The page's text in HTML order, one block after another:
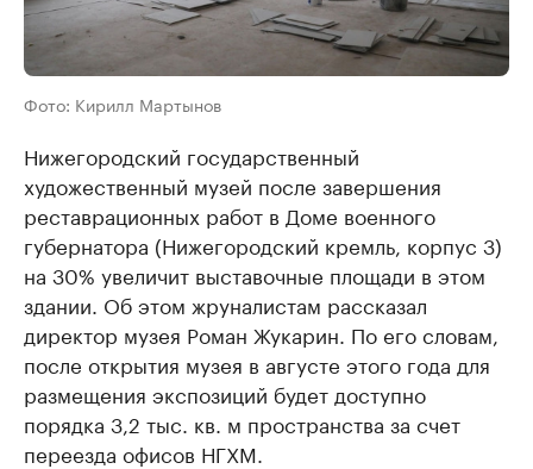
Фото: Кирилл Мартынов
Нижегородский государственный
художественный музей после завершения
реставрационных работ в Доме военного
губернатора (Нижегородский кремль, корпус 3)
на 30% увеличит выставочные площади в этом
здании. Об этом жруналистам рассказал
директор музея Роман Жукарин. По его словам,
после открытия музея в августе этого года для
размещения экспозиций будет доступно
порядка 3,2 тыс. кв. м пространства за счет
переезда офисов НГХМ.